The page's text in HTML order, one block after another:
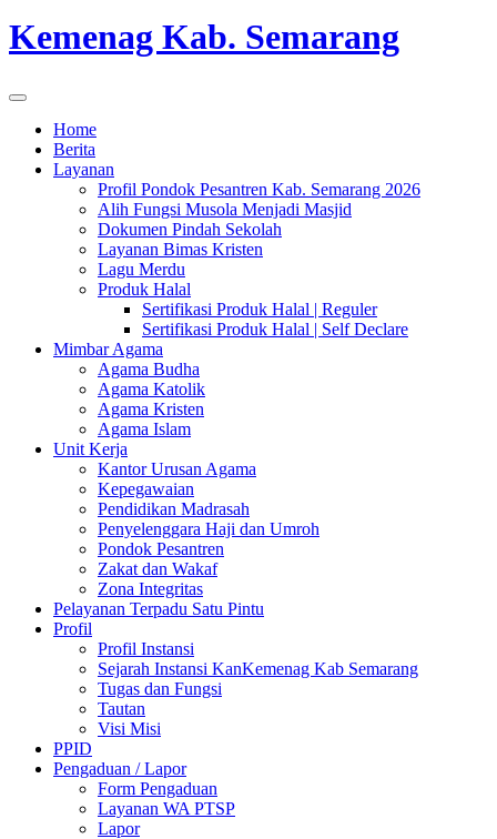
Kemenag Kab. Semarang
Home
Berita
Layanan
Profil Pondok Pesantren Kab. Semarang 2026
Alih Fungsi Musola Menjadi Masjid
Dokumen Pindah Sekolah
Layanan Bimas Kristen
Lagu Merdu
Produk Halal
Sertifikasi Produk Halal | Reguler
Sertifikasi Produk Halal | Self Declare
Mimbar Agama
Agama Budha
Agama Katolik
Agama Kristen
Agama Islam
Unit Kerja
Kantor Urusan Agama
Kepegawaian
Pendidikan Madrasah
Penyelenggara Haji dan Umroh
Pondok Pesantren
Zakat dan Wakaf
Zona Integritas
Pelayanan Terpadu Satu Pintu
Profil
Profil Instansi
Sejarah Instansi KanKemenag Kab Semarang
Tugas dan Fungsi
Tautan
Visi Misi
PPID
Pengaduan / Lapor
Form Pengaduan
Layanan WA PTSP
Lapor